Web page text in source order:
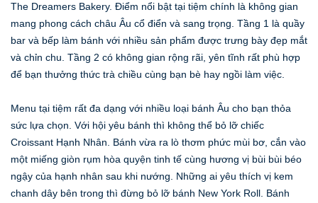
The Dreamers Bakery. Điểm nổi bật tại tiệm chính là không gian
mang phong cách châu Âu cổ điển và sang trọng. Tầng 1 là quầy
bar và bếp làm bánh với nhiều sản phẩm được trưng bày đẹp mắt
và chỉn chu. Tầng 2 có không gian rộng rãi, yên tĩnh rất phù hợp
để bạn thưởng thức trà chiều cùng bạn bè hay ngồi làm việc.
Menu tại tiệm rất đa dạng với nhiều loại bánh Âu cho bạn thỏa
sức lựa chọn. Với hội yêu bánh thì không thể bỏ lỡ chiếc
Croissant Hạnh Nhân. Bánh vừa ra lò thơm phức mùi bơ, cắn vào
một miếng giòn rụm hòa quyện tinh tế cùng hương vị bùi bùi béo
ngậy của hạnh nhân sau khi nướng. Những ai yêu thích vị kem
chanh dây bên trong thì đừng bỏ lỡ bánh New York Roll. Bánh